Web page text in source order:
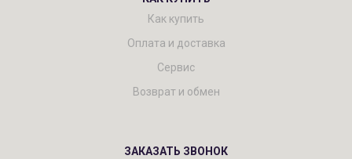
Как купить
Оплата и доставка
Сервис
Возврат и обмен
ЗАКАЗАТЬ ЗВОНОК